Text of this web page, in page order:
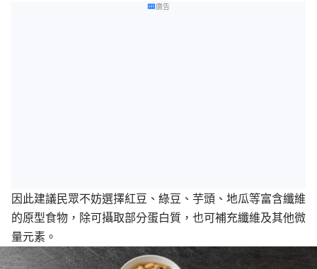
廣告
因此建議民眾不妨選擇紅豆、綠豆、芋頭、地瓜等富含纖維
的原型食物，除可攝取部分蛋白質，也可補充纖維及其他微
量元素。